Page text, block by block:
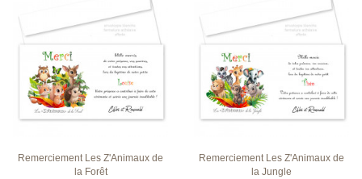
LISTE
APERÇU
DÉTAILS
Remerciement Les Z'Animaux de
la Forêt
LISTE
APERÇU
DÉTAILS
Remerciement Les Z'Animaux de
la Jungle